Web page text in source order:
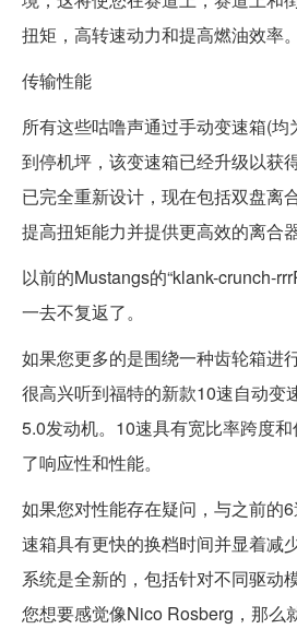
扭矩，高转速动力和提高燃油效率。
传输性能
所有这些咕噜声通过手动变速箱(
到停机坪，该变速箱已经升级以获
已完全重新设计，现在包括双盘离
提高扭矩能力并提供更高效的离合器
以前的Mustangs的“klank-crunch-
一去不复返了。
如果您更多的是围绕一种齿轮箱进
很高兴听到福特的新款10速自动变
5.0发动机。10速具有宽比率跨度
了响应性和性能。
如果您对性能存在疑问，与之前的
速箱具有更快的换档时间并显着减
系统是全新的，包括针对不同驱动
您想要感觉像Nico Rosberg，那么